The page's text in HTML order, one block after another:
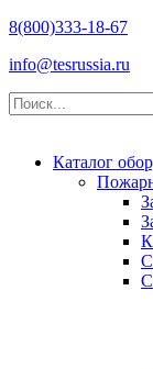
8(800)333-18-67
info@tesrussia.ru
Каталог